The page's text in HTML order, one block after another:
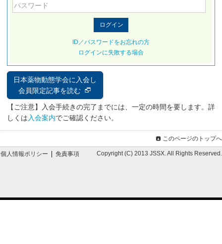
ID／パスワードをお忘れの方
ログインに失敗する場合
日本薬物動態学会に入会し
会員限定記事を読む
【ご注意】入会手続きの完了までには、一定の時間を要します。詳
しくは 入会案内でご確認ください。
このページのトップへ
個人情報ポリシー 免責事項 Copyright (C) 2013 JSSX. All Rights Reserved.